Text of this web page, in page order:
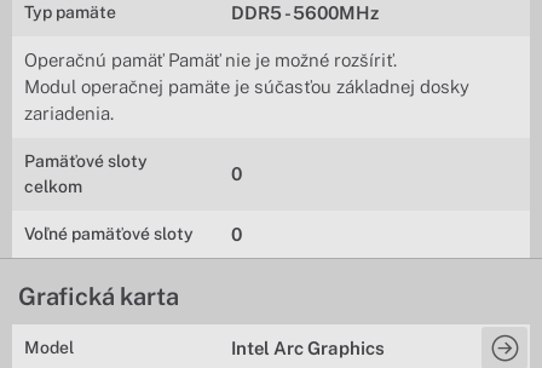
Typ pamäte DDR5 - 5600MHz
Operačnú pamäť Pamäť nie je možné rozšíriť.
Modul operačnej pamäte je súčasťou základnej dosky
zariadenia.
Pamäťové sloty
celkom
0
Voľné pamäťové sloty 0
Grafická karta
Model Intel Arc Graphics